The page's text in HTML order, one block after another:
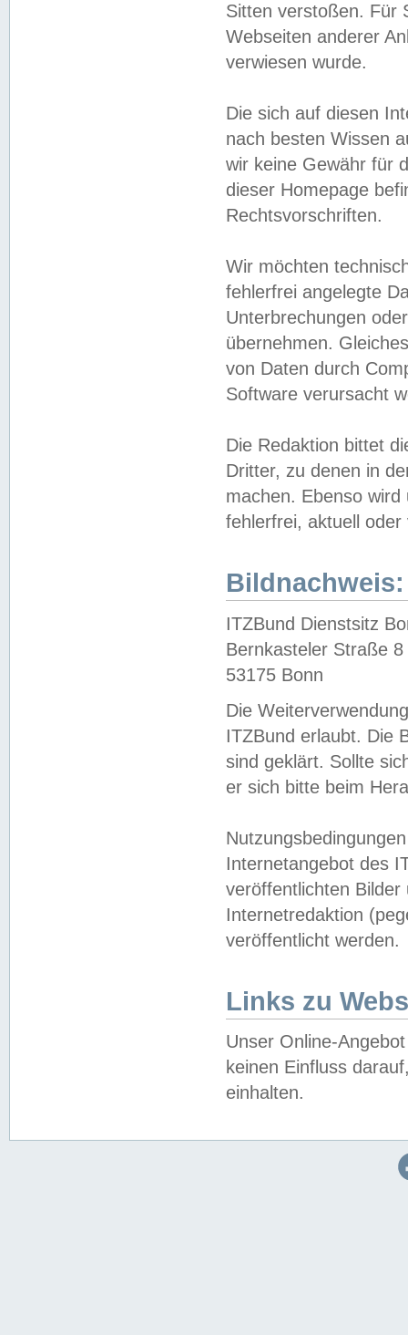
Sitten verstoßen. Für
Webseiten anderer
verwiesen wurde.
Die sich auf diesen
nach besten Wissen
wir keine Gewähr für
dieser Homepage
Rechtsvorschriften.
Wir möchten
fehlerfrei angelegte
Unterbrechungen
übernehmen.
von Daten durch
Software verursacht
Die Redaktion bittet
Dritter, zu denen in
machen. Ebenso
fehlerfrei, aktuell oder
Bildnachweis:
ITZBund Dienstsitz
Bernkasteler Straße 8
53175 Bonn
Die
ITZBund erlaubt. Die
sind geklärt. Sollte
er sich bitte beim
Internetangebot des
veröffentlichten
Internetredaktion
veröffentlicht werden.
Links zu
Unser Online-
keinen Einfluss
einhalten.